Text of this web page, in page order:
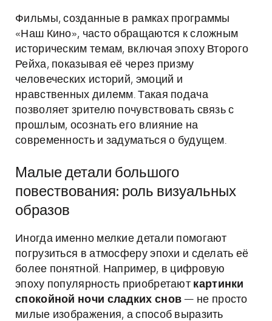
Фильмы, созданные в рамках программы
«Наш Кино», часто обращаются к сложным
историческим темам, включая эпоху Второго
Рейха, показывая её через призму
человеческих историй, эмоций и
нравственных дилемм. Такая подача
позволяет зрителю почувствовать связь с
прошлым, осознать его влияние на
современность и задуматься о будущем.
Малые детали большого
повествования: роль визуальных
образов
Иногда именно мелкие детали помогают
погрузиться в атмосферу эпохи и сделать её
более понятной. Например, в цифровую
эпоху популярность приобретают картинки
спокойной ночи сладких снов — не просто
милые изображения, а способ выразить